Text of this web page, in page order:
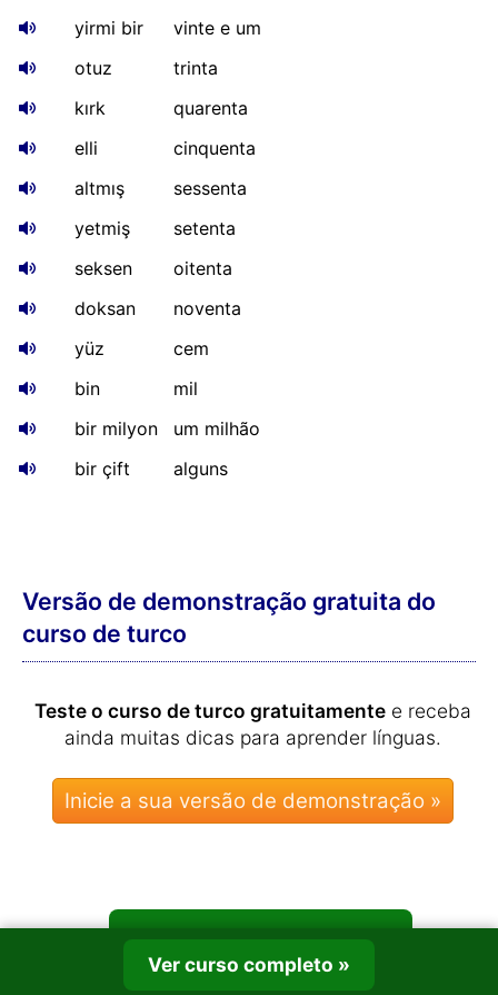
yirmi bir
vinte e um
otuz
trinta
kırk
quarenta
elli
cinquenta
altmış
sessenta
yetmiş
setenta
seksen
oitenta
doksan
noventa
yüz
cem
bin
mil
bir milyon
um milhão
bir çift
alguns
Versão de demonstração gratuita do
curso de turco
Teste o curso de turco gratuitamentee receba
ainda muitas dicas para aprender línguas.
Ver curso completo »
Ver curso completo »